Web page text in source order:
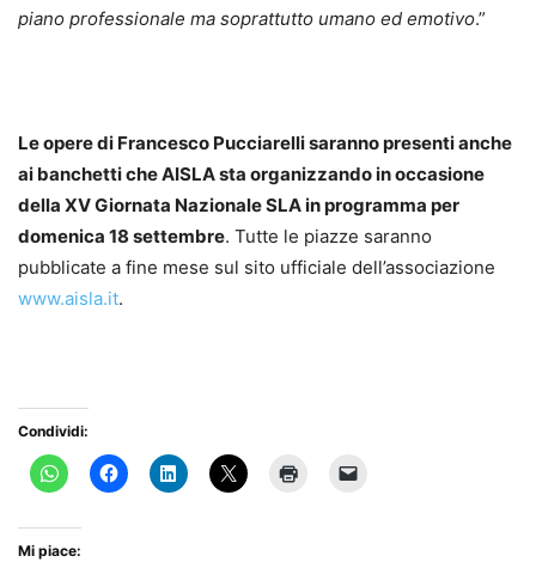
piano professionale ma soprattutto umano ed emotivo.”
Le opere di Francesco Pucciarelli saranno presenti anche
ai banchetti che AISLA sta organizzando in occasione
della XV Giornata Nazionale SLA in programma per
domenica 18 settembre. Tutte le piazze saranno
pubblicate a fine mese sul sito ufficiale dell’associazione
www.aisla.it.
Condividi:
Mi piace: